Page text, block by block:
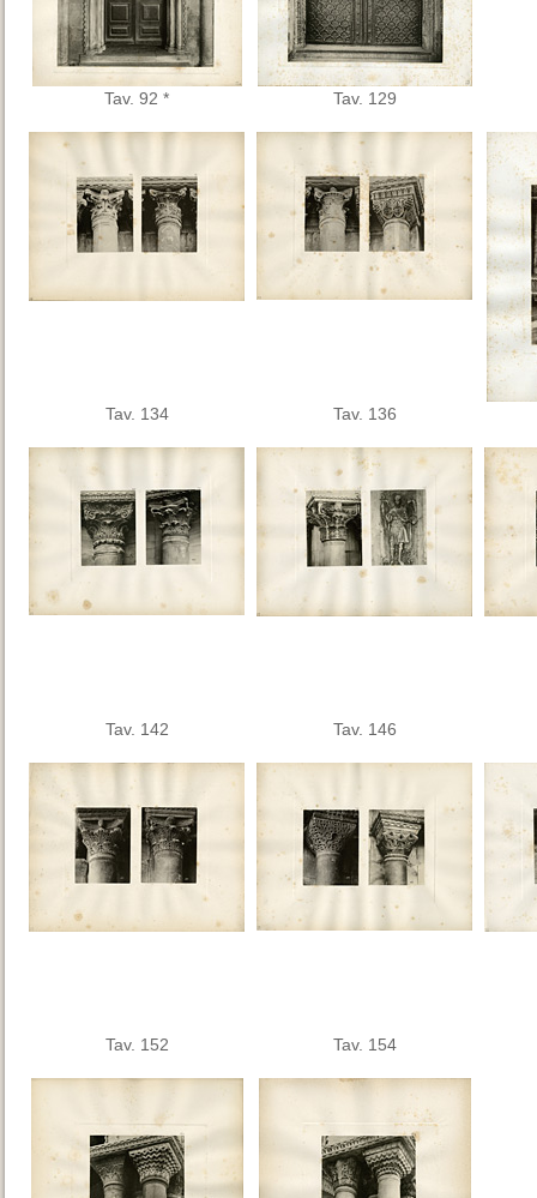
Tav. 92 * Tav. 129
Tav. 134 Tav. 136
Tav. 142 Tav. 146
Tav. 152 Tav. 154